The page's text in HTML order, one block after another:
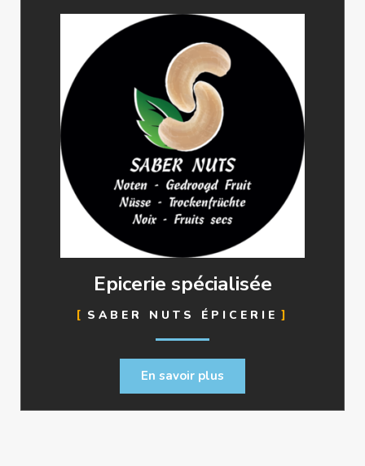
Epicerie spécialisée
SABER NUTS ÉPICERIE
En savoir plus